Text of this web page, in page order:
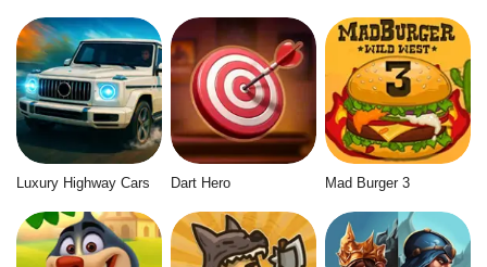
Luxury Highway Cars Dart Hero Mad Burger 3